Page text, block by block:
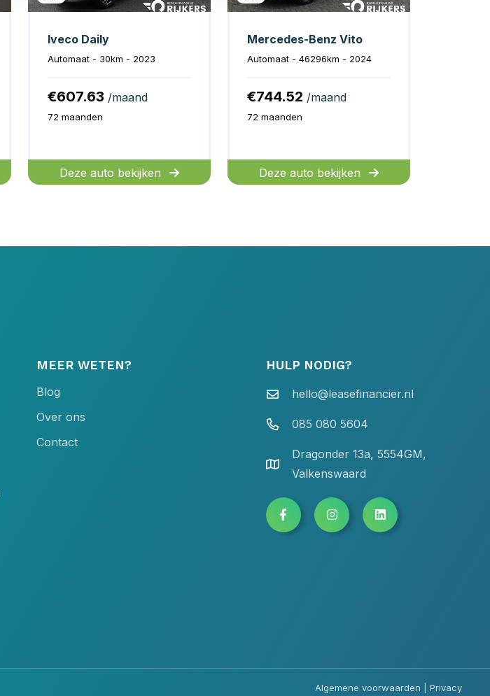
Iveco Daily
Automaat - 30km - 2023
€607.63 /maand
72 maanden
Deze auto bekijken
Mercedes-Benz Vito
Automaat - 46296km - 2024
€744.52 /maand
72 maanden
Deze auto bekijken
MEER WETEN?
Blog
Over ons
Contact
HULP NODIG?
hello@leasefinancier.nl
085 080 5604
Dragonder 13a, 5554GM,
Valkenswaard
Algemene voorwaarden Privacy